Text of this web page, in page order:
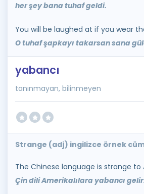
her şey bana tuhaf geldi.
You will be laughed at if you wear
O tuhaf şapkayı takarsan sana
yabancı
tanınmayan, bilinmeyen
Strange (adj) ingilizce örnek
The Chinese language is strange to
Çin dili Amerikalılara yabancı